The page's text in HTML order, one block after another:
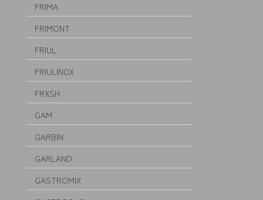
FRIMA
FRIMONT
FRIUL
FRIULINOX
FRXSH
GAM
GARBIN
GARLAND
GASTROMIX